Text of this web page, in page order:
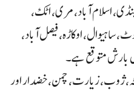
اسلام آباد، مری، اٹک،
ساہیوال، اوکاڑہ، فیصل آباد،
بارش متوقع ہے۔
31 مئی کو کوئٹہ، ژوب، زیارت، چمن، خضدار اور